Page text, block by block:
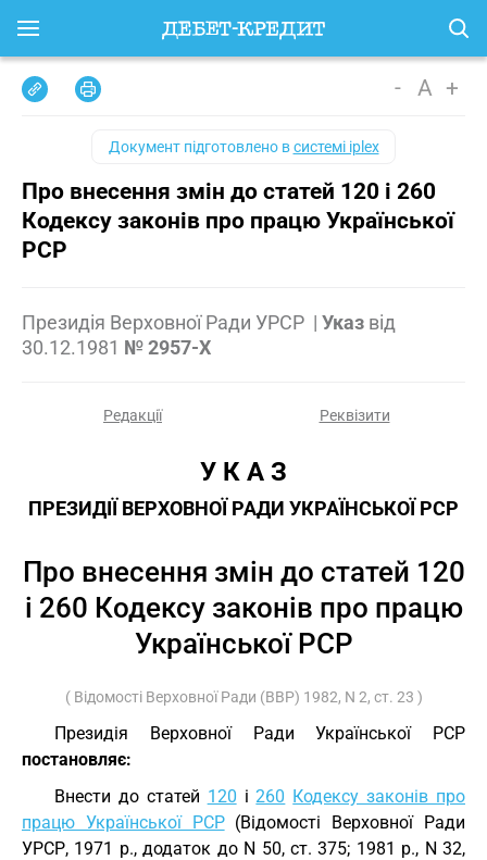
- A +
Документ підготовлено всистемі iplex
Про внесення змін до статей 120 і 260
Кодексу законів про працю Української
РСР
Президія Верховної Ради УРСР | Указ від
30.12.1981 № 2957-X
Редакції Реквізити
У К А З
ПРЕЗИДІЇ ВЕРХОВНОЇ РАДИ УКРАЇНСЬКОЇ РСР
Про внесення змін до статей 120
і 260 Кодексу законів про працю
Української РСР
( Відомості Верховної Ради (ВВР) 1982, N 2, ст. 23 )
Президія Верховної Ради Української РСР
постановляє:
Внести до статей 120 і260 Кодексу законів про
працю Української РСР(Відомості Верховної Ради
УРСР, 1971 р., додаток до N 50, ст. 375; 1981 р., N 32,